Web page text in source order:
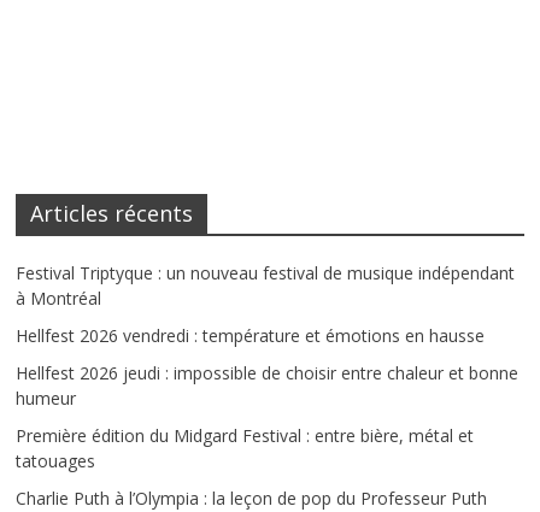
Articles récents
Festival Triptyque : un nouveau festival de musique indépendant
à Montréal
Hellfest 2026 vendredi : température et émotions en hausse
Hellfest 2026 jeudi : impossible de choisir entre chaleur et bonne
humeur
Première édition du Midgard Festival : entre bière, métal et
tatouages
Charlie Puth à l’Olympia : la leçon de pop du Professeur Puth